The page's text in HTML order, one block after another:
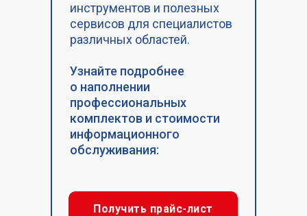
Получить прайс-лист
инструментов и полезных
сервисов для специалистов
различных областей.
Узнайте подробнее
о наполнении
профессиональных
комплектов и стоимости
информационного
обслуживания: